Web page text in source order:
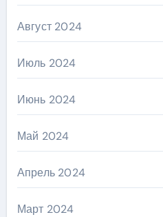
Август 2024
Июль 2024
Июнь 2024
Май 2024
Апрель 2024
Март 2024